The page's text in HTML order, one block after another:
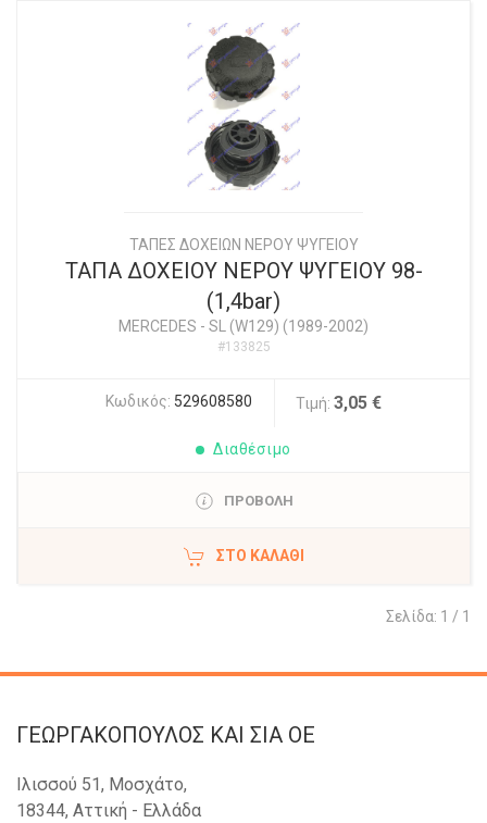
ΤΑΠΕΣ ΔΟΧΕΙΩΝ ΝΕΡΟΥ ΨΥΓΕΙΟΥ
ΤΑΠΑ ΔΟΧΕΙΟΥ ΝΕΡΟΥ ΨΥΓΕΙΟΥ 98-
(1,4bar)
MERCEDES - SL (W129) (1989-2002)
#133825
Κωδικός: 529608580 Τιμή: 3,05 €
Διαθέσιμο
ΠΡΟΒΟΛΗ
ΣΤΟ ΚΑΛΆΘΙ
Σελίδα: 1 / 1
ΓΕΩΡΓΑΚΟΠΟΥΛΟΣ KAI ΣΙΑ OE
Ιλισσού 51, Μοσχάτο,
18344, Αττική - Ελλάδα